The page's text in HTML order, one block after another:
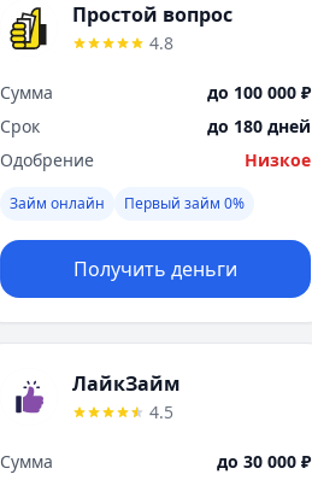
Простой вопрос
4.8
Сумма
до 100 000 ₽
Срок
до 180 дней
Одобрение
Низкое
Займ онлайн Первый займ 0%
Получить деньги
ЛайкЗайм
4.5
Сумма до 30 000 ₽